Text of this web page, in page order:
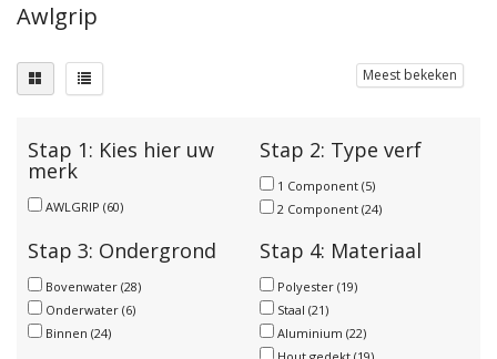
Awlgrip
Meest bekeken
Stap 1: Kies hier uw
merk
AWLGRIP (60)
Stap 2: Type verf
1 Component (5)
2 Component (24)
Stap 3: Ondergrond
Bovenwater (28)
Onderwater (6)
Binnen (24)
Stap 4: Materiaal
Polyester (19)
Staal (21)
Aluminium (22)